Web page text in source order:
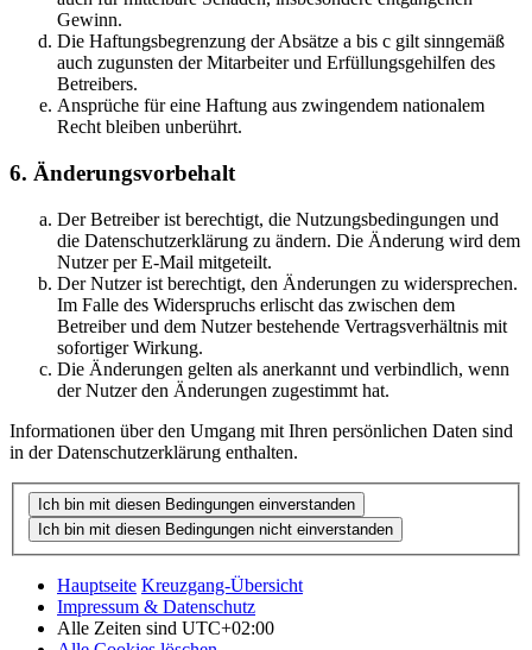
Gewinn.
Die Haftungsbegrenzung der Absätze a bis c gilt sinngemäß
auch zugunsten der Mitarbeiter und Erfüllungsgehilfen des
Betreibers.
Ansprüche für eine Haftung aus zwingendem nationalem
Recht bleiben unberührt.
6. Änderungsvorbehalt
Der Betreiber ist berechtigt, die Nutzungsbedingungen und
die Datenschutzerklärung zu ändern. Die Änderung wird dem
Nutzer per E-Mail mitgeteilt.
Der Nutzer ist berechtigt, den Änderungen zu widersprechen.
Im Falle des Widerspruchs erlischt das zwischen dem
Betreiber und dem Nutzer bestehende Vertragsverhältnis mit
sofortiger Wirkung.
Die Änderungen gelten als anerkannt und verbindlich, wenn
der Nutzer den Änderungen zugestimmt hat.
Informationen über den Umgang mit Ihren persönlichen Daten sind
in der Datenschutzerklärung enthalten.
Hauptseite Kreuzgang-Übersicht
Impressum & Datenschutz
Alle Zeiten sind UTC+02:00